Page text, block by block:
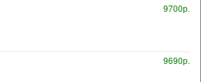
9700р.
9690р.